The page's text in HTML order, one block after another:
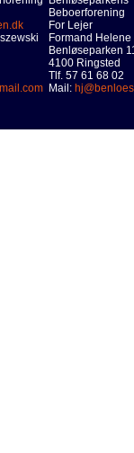
Beboerforening
For Lejer
Formand Helene
Benløseparken
4100 Ringsted
Tlf. 57 61 68 02
Mail: